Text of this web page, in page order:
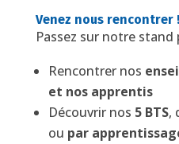
Venez nous rencontrer !
Passez sur notre stand
Rencontrer nos
et nos apprentis
Découvrir nos 5 BTS,
ou par